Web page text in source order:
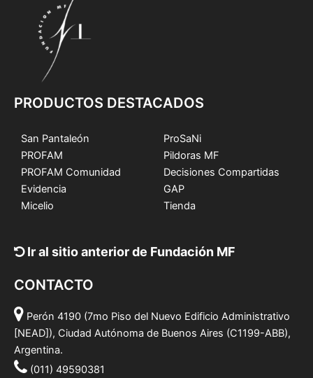
PRODUCTOS DESTACADOS
San Pantaleón
PROFAM
PROFAM Comunidad
Evidencia
Micelio
ProSaNi
Pildoras MF
Decisiones Compartidas
GAP
Tienda
Ir al sitio anterior de Fundación MF
CONTACTO
Perón 4190 (7mo Piso del Nuevo Edificio Administrativo
[NEAD]), Ciudad Autónoma de Buenos Aires (C1199-ABB),
Argentina.
(011) 49590381